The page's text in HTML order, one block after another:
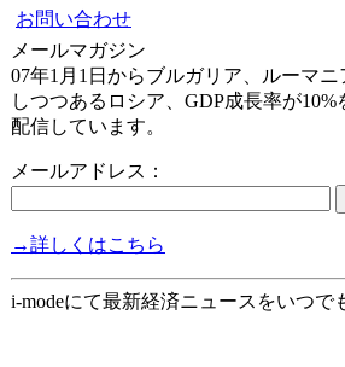
お問い合わせ
メールマガジン
07年1月1日からブルガリア、ルーマ
しつつあるロシア、GDP成長率が
配信しています。
メールアドレス：
→詳しくはこちら
i-modeにて最新経済ニュースをいつで